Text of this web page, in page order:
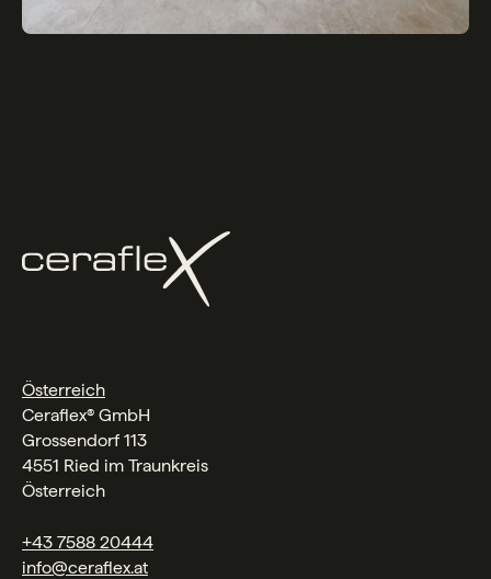
Österreich
Ceraflex® GmbH
Grossendorf 113
4551 Ried im Traunkreis
Österreich
+43 7588 20444
info@ceraflex.at